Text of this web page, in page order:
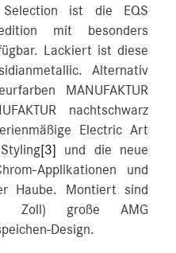
Selection ist die EQS
mit besonders
Lackiert ist diese
Alternativ
MANUFAKTUR
nachtschwarz
Electric Art
[3] und die neue
Applikationen und
Haube. Montiert sind
Zoll) große AMG
Design.